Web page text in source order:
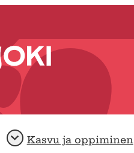
AvaaKasvu ja oppiminen